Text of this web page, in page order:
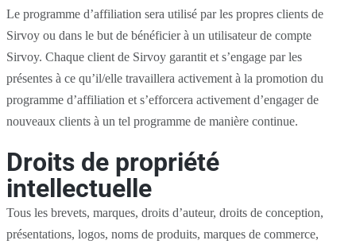
Le programme d’affiliation sera utilisé par les propres clients de
Sirvoy ou dans le but de bénéficier à un utilisateur de compte
Sirvoy. Chaque client de Sirvoy garantit et s’engage par les
présentes à ce qu’il/elle travaillera activement à la promotion du
programme d’affiliation et s’efforcera activement d’engager de
nouveaux clients à un tel programme de manière continue.
Droits de propriété
intellectuelle
Tous les brevets, marques, droits d’auteur, droits de conception,
présentations, logos, noms de produits, marques de commerce,